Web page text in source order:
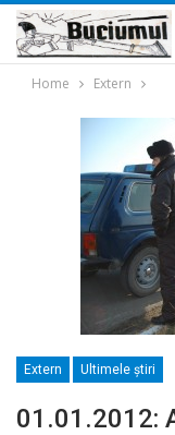
Home Extern
Extern Ultimele ştiri
01.01.2012: